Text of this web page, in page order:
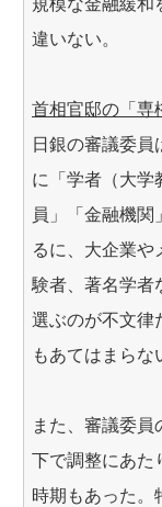
規模な金融緩和
違いない。
首相官邸の「専
日銀の審議委
に「学者（大学
員」「金融機
るに、大企業や
験者、著名学者
選ぶのが不文律
もあてはまらな
また、審議委
下で調整にあた
時期もあった。